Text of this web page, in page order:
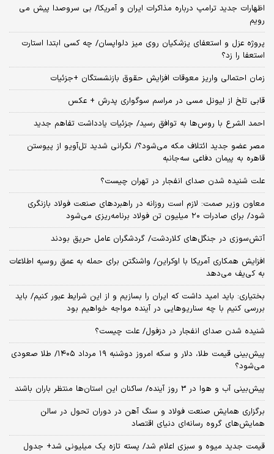
اظهارات جدید ترامپ درباره مذاکرات ایران و آمریکا/ بی سروصدا پیش می
رویم
پروژه عزل و استعفای پزشکیان روی میز دلواپسان/ چه کسی ابتدا استارت
استعفا را زد؟
زمان احتمالی واریز معوقات افزایش حقوق بازنشستگان +جزئیات
قابی تلخ از لیونل مسی در مراسم سوگواری پدرش + عکس
احمد الشرع با روس‌ها به توافق رسید/ جزئیات یادداشت تفاهم جدید
مصر عضو جدید ائتلاف مکه می‌شود؟/ نگرانی شدید تل‌آویو از پیوستن
قاهره به پیمان دفاعی سه‌جانبه
علت شنیده شدن صدای انفجار در تهران چیست؟
معاون وزیر صمت: لازم است روزانه در راهبردهای صنعت فولاد بازنگری
شود/ برای صادرات ۲۰ میلیون تن فولاد برنامه‌ریزی می‌شود
آتش‌سوزی در جنگل‌های کلاردشت/ گردشگران عامل حریق بودند
افزایش همکاری آمریکا با اوکراین/ واشنگتن برای حمله به عمق روسیه اطلاعات
به کی‌یف می‌دهد
بختیاری: باید امید داشت که ایران را بسازیم و از این شرایط عبور کنیم/ باید
بررسی کنیم با چه سناریوهایی در آینده مواجه خواهیم بود
شنیده شدن صدای انفجار در دزفول/ علت چیست؟
پیش‌بینی قیمت طلا، دلار و سکه امروز دوشنبه ۱۹ مرداد ۱۴۰۵/ طلا صعودی
می‌شود؟
پیش‌بینی آب و هوا در 3 روز آینده/ ساکنان این استان‌ها منتظر باران باشند
برگزاری همایش صنعت فولاد و سنگ آهن در دوران تحول در سالن
همایش‌های گروه رسانه‌ای دنیای اقتصاد
قیمت جدید میوه و سبزی اعلام شد/ پسته تازه یک میلیونی شد+ جدول